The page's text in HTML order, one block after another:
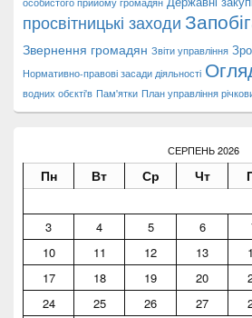
просвітницькі заходи
Звернення громадян Звіти управління
Нормативно-правові засади діяльності
водних обєкті'в Пам'ятки План управління
СЕРПЕНЬ 2026
Пн Вт Ср Чт
3
4 5 6
10
11 12 13
17
18 19 20
24
25 26 27